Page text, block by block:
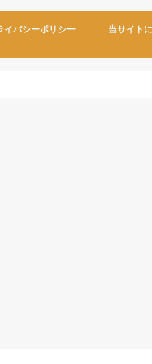
イバシーポリシー 当サイト